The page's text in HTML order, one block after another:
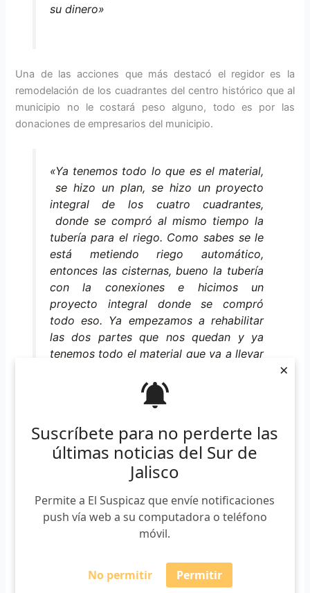
Suscríbete para no perderte las
últimas noticias del Sur de
Jalisco
Permite a El Suspicaz que envíe notificaciones
push vía web a su computadora o teléfono
móvil.
No permitir Permitir
×
su dinero»
Una de las acciones que más destacó el regidor es la
remodelación de los cuadrantes del centro histórico que al
municipio no le costará peso alguno, todo es por las
donaciones de empresarios del municipio.
«Ya tenemos todo lo que es el material,
se hizo un plan, se hizo un proyecto
integral de los cuatro cuadrantes,
donde se compró al mismo tiempo la
tubería para el riego. Como sabes se le
está metiendo riego automático,
entonces las cisternas, bueno la tubería
con la conexiones e hicimos un
proyecto integral donde se compró
todo eso. Ya empezamos a rehabilitar
las dos partes que nos quedan y ya
tenemos todo el material que va a llevar
que estaría siendo falta sería la planta,
sería el pasto, detallitos de esos pero yo
debemos tener habilitados los cuatro
cuadrantes de la ciudad.»